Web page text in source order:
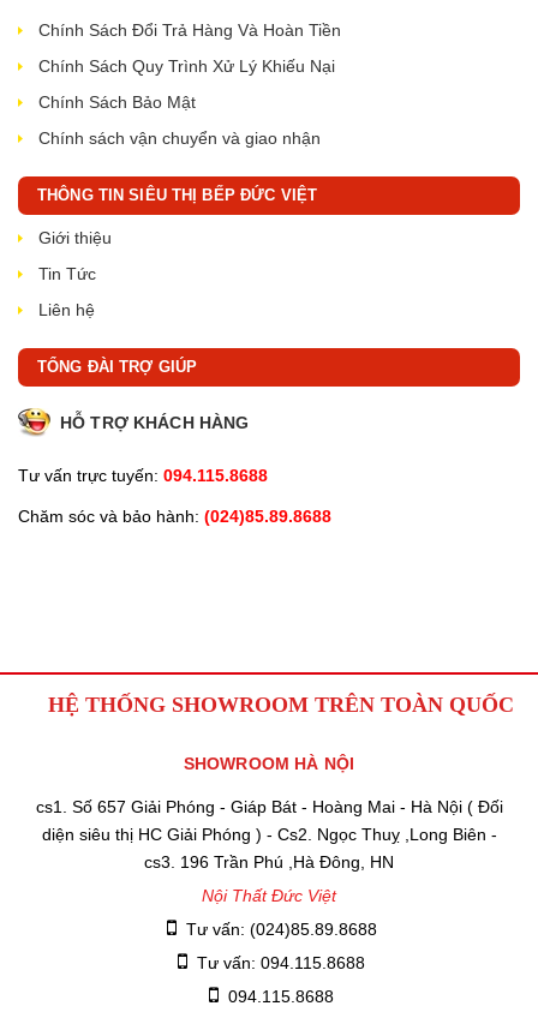
Chính Sách Đổi Trả Hàng Và Hoàn Tiền
Chính Sách Quy Trình Xử Lý Khiếu Nại
Chính Sách Bảo Mật
Chính sách vận chuyển và giao nhận
THÔNG TIN SIÊU THỊ BẾP ĐỨC VIỆT
Giới thiệu
Tin Tức
Liên hệ
TỔNG ĐÀI TRỢ GIÚP
HỖ TRỢ KHÁCH HÀNG
Tư vấn trực tuyến: 094.115.8688
Chăm sóc và bảo hành: (024)85.89.8688
HỆ THỐNG SHOWROOM TRÊN TOÀN QUỐC
SHOWROOM HÀ NỘI
cs1. Số 657 Giải Phóng - Giáp Bát - Hoàng Mai - Hà Nội ( Đối
diện siêu thị HC Giải Phóng ) - Cs2. Ngọc Thuỵ ,Long Biên -
cs3. 196 Trần Phú ,Hà Đông, HN
Nội Thất Đức Việt
Tư vấn: (024)85.89.8688
Tư vấn: 094.115.8688
094.115.8688